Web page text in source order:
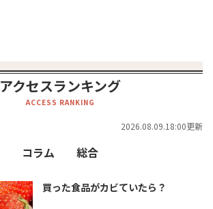
アクセスランキング
ACCESS RANKING
2026.08.09.18:00更新
コラム 総合
買った食品がカビていたら？